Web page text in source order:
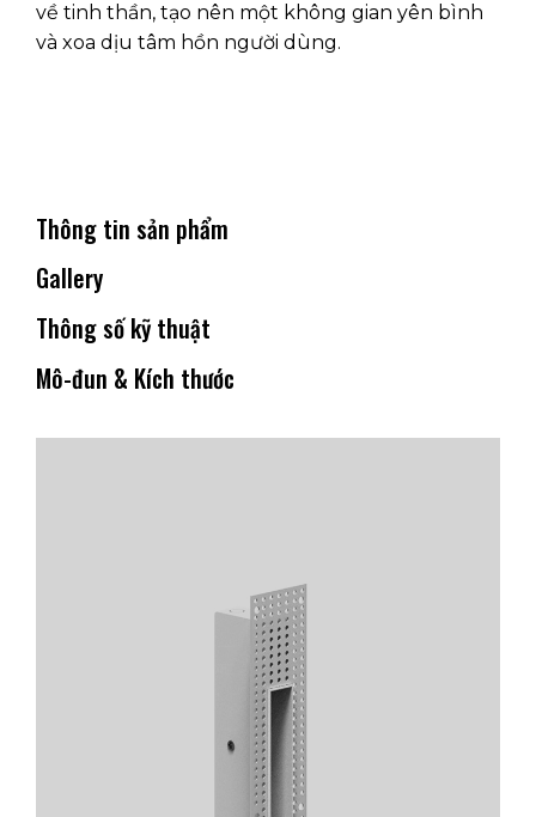
về tinh thần, tạo nên một không gian yên bình
và xoa dịu tâm hồn người dùng.
Thông tin sản phẩm
Gallery
Thông số kỹ thuật
Mô-đun & Kích thước